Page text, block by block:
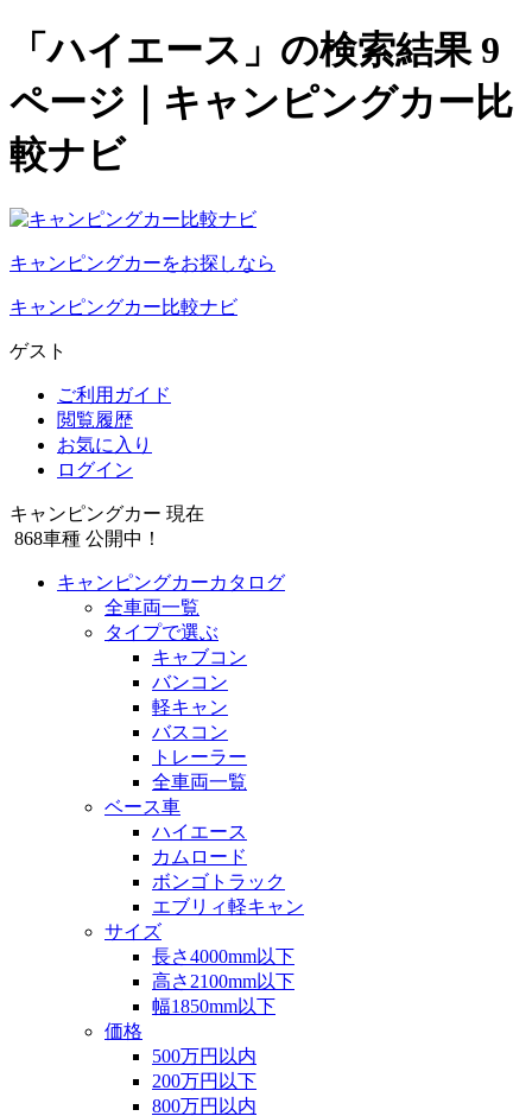
「ハイエース」の検索結果 9
ページ｜キャンピングカー比
較ナビ
キャンピングカーをお探しなら
キャンピングカー比較ナビ
ゲスト
ご利用ガイド
閲覧履歴
お気に入り
ログイン
キャンピングカー 現在
868車種 公開中！
キャンピングカーカタログ
全車両一覧
タイプで選ぶ
キャブコン
バンコン
軽キャン
バスコン
トレーラー
全車両一覧
ベース車
ハイエース
カムロード
ボンゴトラック
エブリィ軽キャン
サイズ
長さ4000mm以下
高さ2100mm以下
幅1850mm以下
価格
500万円以内
200万円以下
800万円以内